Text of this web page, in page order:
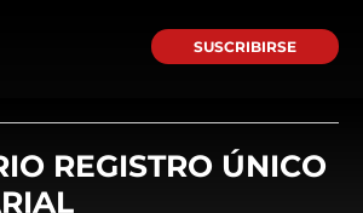
SUSCRIBIRSE
REGISTRO ÚNICO